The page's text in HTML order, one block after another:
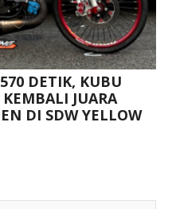
DETIK, KUBU
JUARA
DI SDW YELLOW